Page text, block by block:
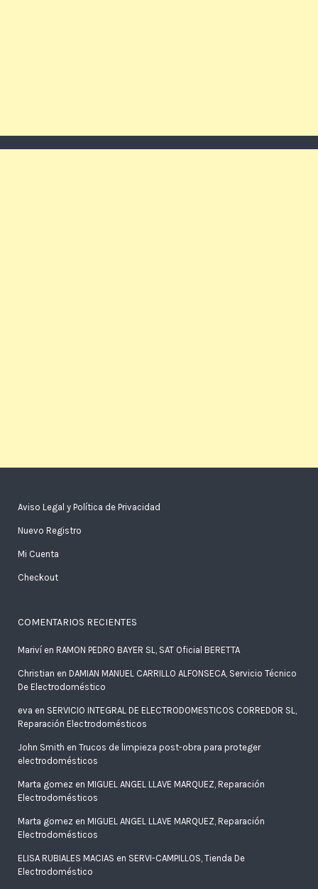
Aviso Legal y Política de Privacidad
Nuevo Registro
Mi Cuenta
Checkout
COMENTARIOS RECIENTES
Marivíen RAMON PEDRO BAYER SL, SAT Oficial BERETTA
Christian en DAMIAN MANUEL CARRILLO ALFONSECA, Servicio Técnico
De Electrodoméstico
eva en SERVICIO INTEGRAL DE ELECTRODOMESTICOS CORREDOR SL,
Reparación Electrodomésticos
John Smith en Trucos de limpieza post-obra para proteger
electrodomésticos
Marta gomez en MIGUEL ANGEL LLAVE MARQUEZ, Reparación
Electrodomésticos
Marta gomez en MIGUEL ANGEL LLAVE MARQUEZ, Reparación
Electrodomésticos
ELISA RUBIALES MACIAS en SERVI-CAMPILLOS, Tienda De
Electrodoméstico